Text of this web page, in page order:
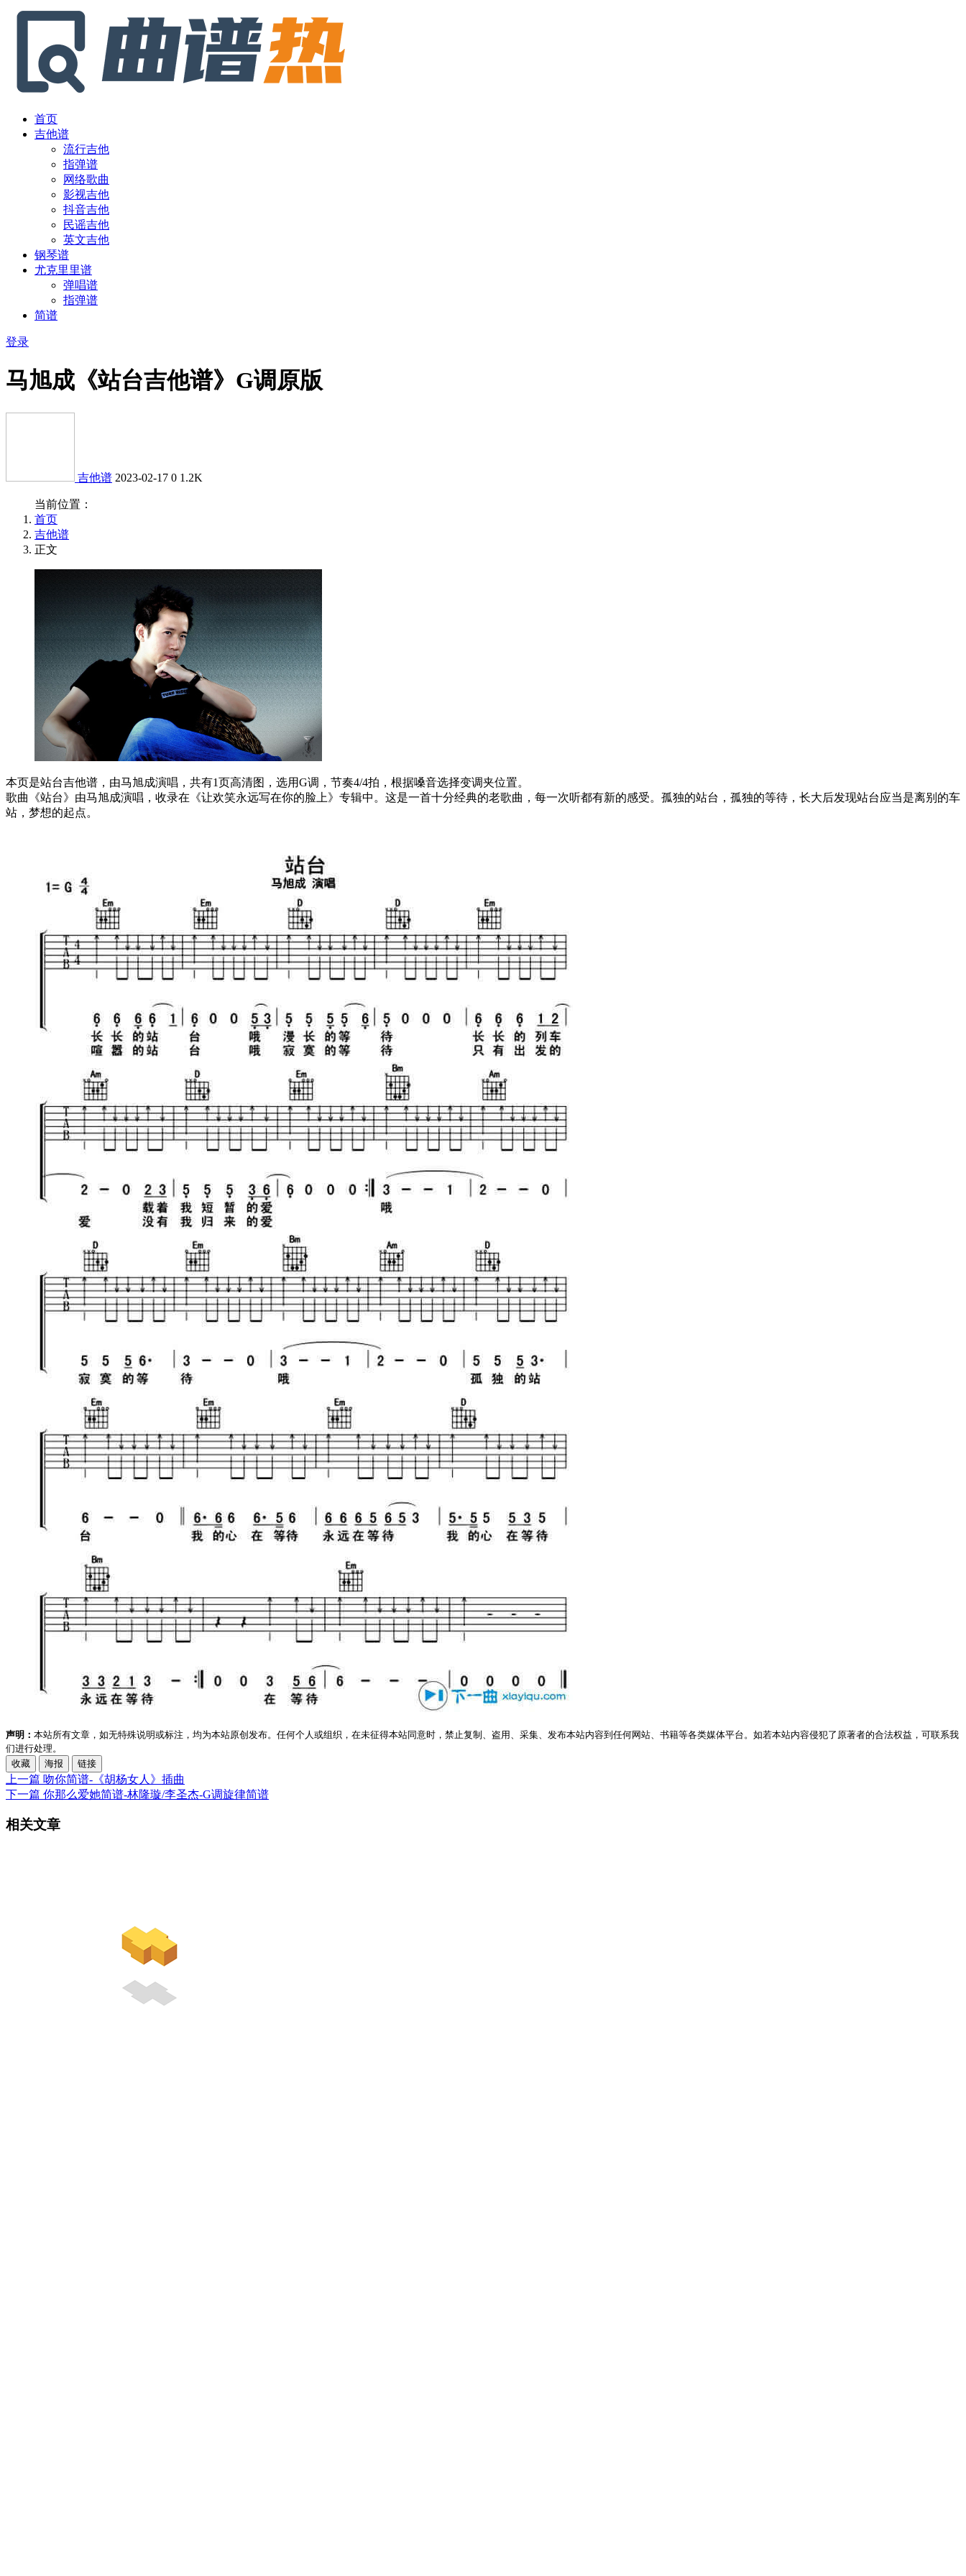
首页
吉他谱
流行吉他
指弹谱
网络歌曲
影视吉他
抖音吉他
民谣吉他
英文吉他
钢琴谱
尤克里里谱
弹唱谱
指弹谱
简谱
登录
马旭成《站台吉他谱》G调原版
吉他谱 2023-02-17 0 1.2K
当前位置：
首页
吉他谱
正文
本页是站台吉他谱，由马旭成演唱，共有1页高清图，选用G调，节奏4/4拍，根据嗓音选择变调夹位置。
歌曲《站台》由马旭成演唱，收录在《让欢笑永远写在你的脸上》专辑中。这是一首十分经典的老歌曲，每一次听都有新的感受。孤独的站台，孤独的等待，长大后发现站台应当是离别的车
站，梦想的起点。
声明： 本站所有文章，如无特殊说明或标注，均为本站原创发布。任何个人或组织，在未征得本站同意时，禁止复制、盗用、采集、发布本站内容到任何网站、书籍等各类媒体平台。如若本站内容侵犯了原著者的合法权益，可联系我
们进行处理。
收藏
海报 链接
上一篇 吻你简谱-《胡杨女人》插曲
下一篇 你那么爱她简谱-林隆璇/李圣杰-G调旋律简谱
相关文章